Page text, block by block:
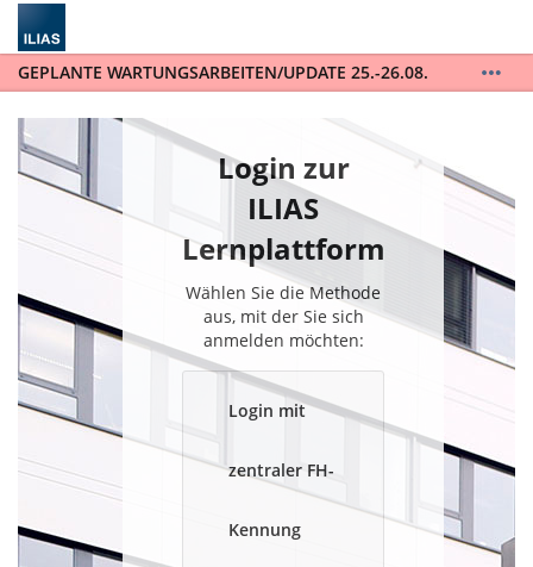
GEPLANTE WARTUNGSARBEITEN/UPDATE 25.-26.08.
ILIAS wird auf die Version 10 upgedatet. ILIAS steht
während der gesamten Wartungsarbeiten vom
25.-26.08. nicht zur Verfügung. / ILIAS will be
updated to version 10 and will not be available for
the entire scheduled maintenance from August 25th
to August 26th.
Login zur
ILIAS
Lernplattform
Wählen Sie die Methode
aus, mit der Sie sich
anmelden möchten:
Login mit
zentraler FH-
Kennung